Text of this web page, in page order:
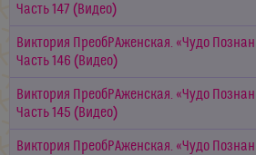
Часть 147 (Видео)
Виктория ПреобРАженская. «Чудо
Часть 146 (Видео)
Виктория ПреобРАженская. «Чудо
Часть 145 (Видео)
Виктория ПреобРАженская. «Чудо